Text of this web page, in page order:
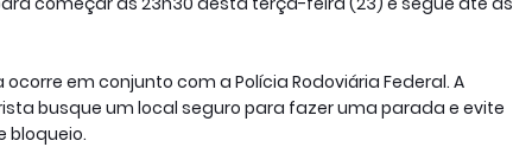
em conjunto com a Polícia Rodoviária Federal. A
busque um local seguro para fazer uma parada e evite
bloqueio.